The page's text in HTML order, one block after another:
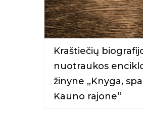
Kraštiečių
nuotraukos
žinyne „Knyga,
Kauno rajone“